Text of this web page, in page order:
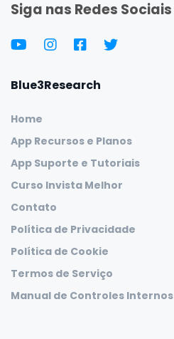
Siga nas Redes Sociais
Blue3Research
Home
App Recursos e Planos
App Suporte e Tutoriais
Curso Invista Melhor
Contato
Política de Privacidade
Política de Cookie
Termos de Serviço
Manual de Controles Internos